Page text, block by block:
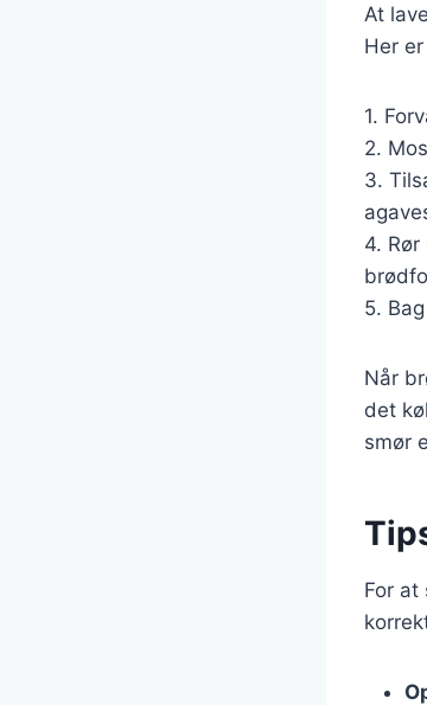
At
Her
1.
2.
3.
4.
5.
Når
det
smør
For